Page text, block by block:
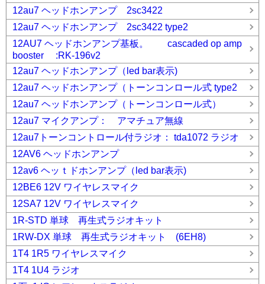
12au7 ヘッドホンアンプ 2sc3422
12au7 ヘッドホンアンプ 2sc3422 type2
12AU7 ヘッドホンアンプ基板。 cascaded op amp
booster :RK-196v2
12au7 ヘッドホンアンプ（led bar表示)
12au7 ヘッドホンアンプ（トーンコンロール式 type2
12au7 ヘッドホンアンプ（トーンコンロール式）
12au7 マイクアンプ： アマチュア無線
12au7トーンコントロール付ラジオ： tda1072 ラジオ
12AV6 ヘッドホンアンプ
12av6 ヘッｔドホンアンプ（led bar表示)
12BE6 12V ワイヤレスマイク
12SA7 12V ワイヤレスマイク
1R-STD 単球 再生式ラジオキット
1RW-DX 単球 再生式ラジオキット (6EH8)
1T4 1R5 ワイヤレスマイク
1T4 1U4 ラジオ